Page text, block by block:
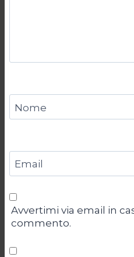
Nome
Email
Avvertimi via email in
commento.